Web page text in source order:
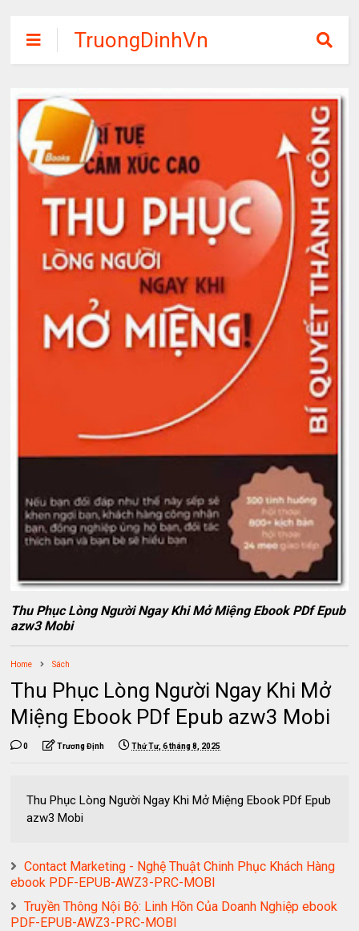
TruongDinhVn
Chia sẽ ebook,
phần mềm học
tập miễn phí
Thu Phục Lòng Người Ngay Khi Mở Miệng Ebook PDf Epub
azw3 Mobi
Home Sách
Thu Phục Lòng Người Ngay Khi Mở
Miệng Ebook PDf Epub azw3 Mobi
0 Trương Định Thứ Tư, 6 tháng 8, 2025
Thu Phục Lòng Người Ngay Khi Mở Miệng Ebook PDf Epub
azw3 Mobi
Contact Marketing - Nghệ Thuật Chinh Phục Khách Hàng
ebook PDF-EPUB-AWZ3-PRC-MOBI
Truyền Thông Nội Bộ: Linh Hồn Của Doanh Nghiệp ebook
PDF-EPUB-AWZ3-PRC-MOBI